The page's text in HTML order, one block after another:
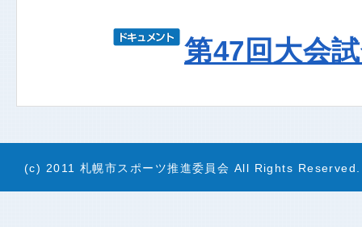
第47回大会
(c) 2011 札幌市スポーツ推進委員会 All Rights Reserved.